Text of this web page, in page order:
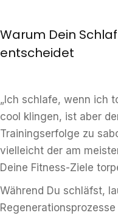
Warum Dein
entscheidet
„Ich schlafe, wenn ich
cool klingen, ist aber
Trainingserfolge zu
vielleicht der am
Deine Fitness-Ziele
Während Du schläfst,
Regenerationsprozesse